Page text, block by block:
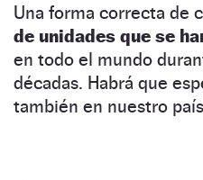
Una forma correcta de
de unidades que se
en todo el mundo
décadas. Habrá que
también en nuestro